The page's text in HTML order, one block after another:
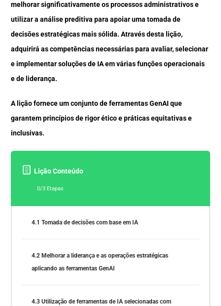
melhorar significativamente os processos administrativos e
utilizar a análise preditiva para apoiar uma tomada de
decisões estratégicas mais sólida. Através desta lição,
adquirirá as competências necessárias para avaliar, selecionar
e implementar soluções de IA em várias funções operacionais
e de liderança.
A lição fornece um conjunto de ferramentas GenAI que
garantem princípios de rigor ético e práticas equitativas e
inclusivas.
Lição Conteúdo
0/3 Etapas
4.1 Tomada de decisões com base em IA
4.2 Melhorar a liderança e as operações estratégicas
aplicando as ferramentas GenAI
4.3 Utilização de ferramentas de IA selecionadas com